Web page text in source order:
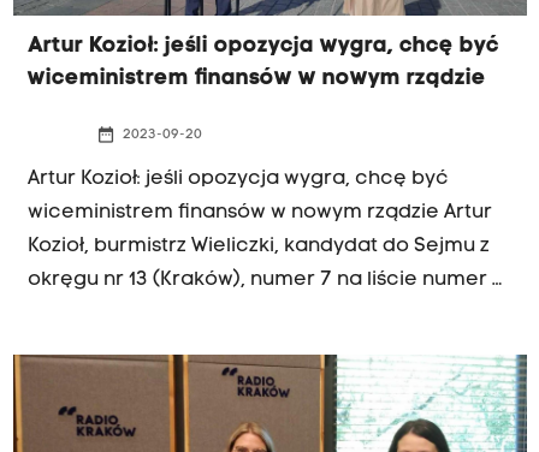
Artur Kozioł: jeśli opozycja wygra, chcę być
wiceministrem finansów w nowym rządzie
date_range 2023-09-20
Artur Kozioł: jeśli opozycja wygra, chcę być
wiceministrem finansów w nowym rządzie Artur
Kozioł, burmistrz Wieliczki, kandydat do Sejmu z
okręgu nr 13 (Kraków), numer 7 na liście numer 6
wyborach, finansowaniu samorządów i swoich
planach po wyborach.